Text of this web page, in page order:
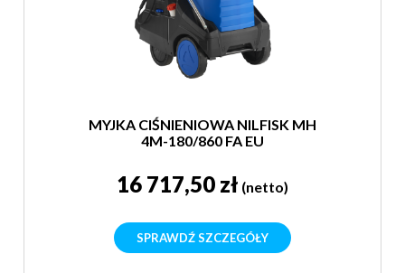
MYJKA CIŚNIENIOWA NILFISK MH
4M-180/860 FA EU
16 717,50 zł (netto)
SPRAWDŹ SZCZEGÓŁY